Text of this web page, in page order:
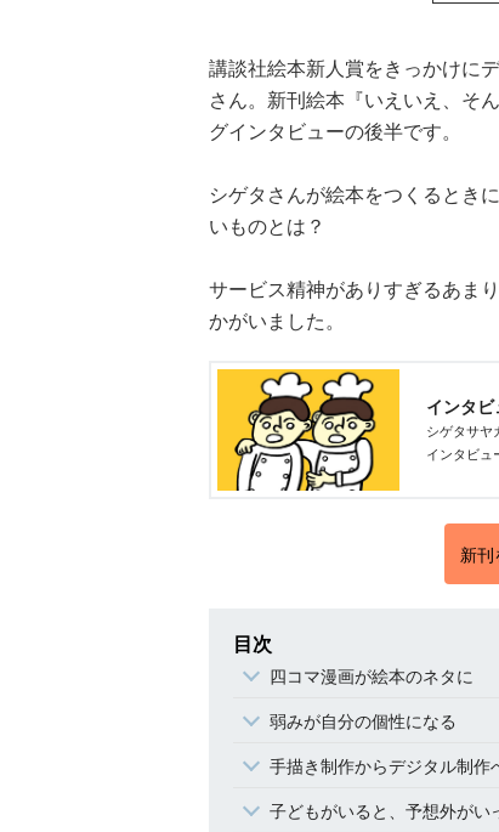
講談社絵本新人賞をきっかけに
さん。新刊絵本『いえいえ、そ
グインタビューの後半です。
シゲタさんが絵本をつくるとき
いものとは？
サービス精神がありすぎるあま
かがいました。
インタビ
シゲタサヤ
インタビュ
新
目次
四コマ漫画が絵本のネタに
弱みが自分の個性になる
手描き制作からデジタル制
子どもがいると、予想外がい